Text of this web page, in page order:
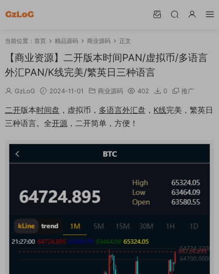
当前位置： 首页 精品源码 商业源码 正文
【商业资源】二开版本时间PAN/虚拟币/多语言
外汇PAN/K线完美/繁英日三种语言
GzLoG 2024-11-01 商业源码 402 0 推广
二开版本时间盘 ，虚拟币， 多语言外汇盘， K线完美，繁英日
三种语言。全开源 ，二开简单，方便！